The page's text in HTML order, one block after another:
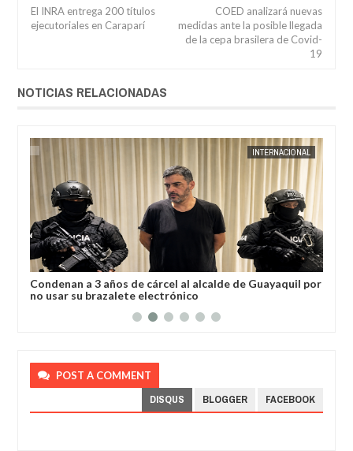
El INRA entrega 200 títulos
ejecutoriales en Caraparí
COED analizará nuevas
medidas ante la posible llegada
de la cepa brasilera de Covid-
19
NOTICIAS RELACIONADAS
INTERNACIONAL
Condenan a 3 años de cárcel al alcalde de Guayaquil por
no usar su brazalete electrónico
JORGE
POST A COMMENT
DISQUS BLOGGER FACEBOOK